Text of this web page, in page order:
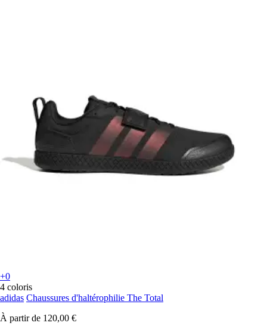
+0
4 coloris
adidas Chaussures d'haltérophilie The Total
À partir de 120,00 €